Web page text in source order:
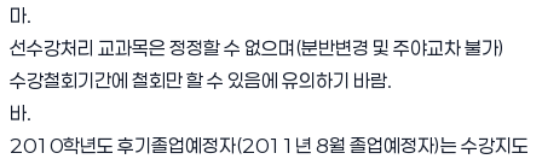
마.
선수강처리 교과목은 정정할 수 없으며(분반변경 및 주야교차 불가)
수강철회기간에 철회만 할 수 있음에 유의하기 바람.
바.
2010학년도 후기졸업예정자(2011년 8월 졸업예정자)는 수강지도